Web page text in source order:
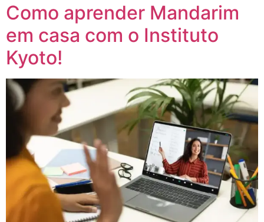
Como aprender Mandarim
em casa com o Instituto
Kyoto!